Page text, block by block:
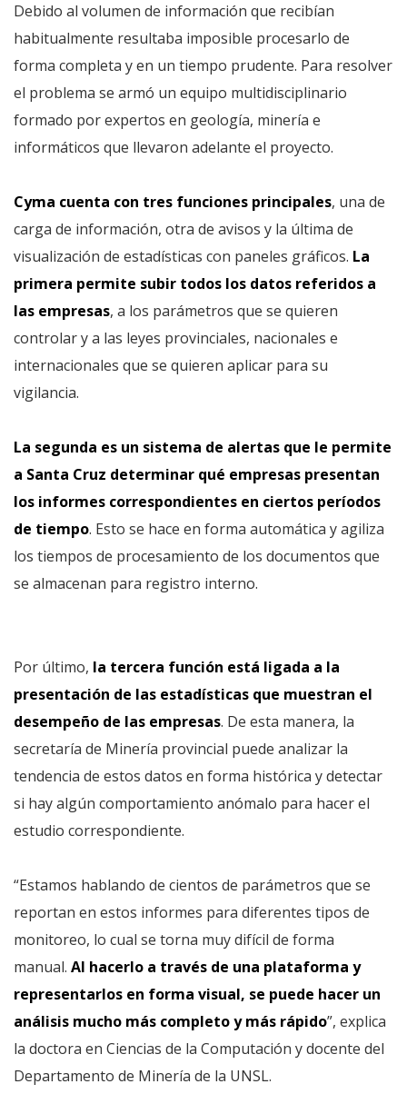
Debido al volumen de información que recibían
habitualmente resultaba imposible procesarlo de
forma completa y en un tiempo prudente. Para resolver
el problema se armó un equipo multidisciplinario
formado por expertos en geología, minería e
informáticos que llevaron adelante el proyecto.
Cyma cuenta con tres funciones principales, una de
carga de información, otra de avisos y la última de
visualización de estadísticas con paneles gráficos. La
primera permite subir todos los datos referidos a
las empresas, a los parámetros que se quieren
controlar y a las leyes provinciales, nacionales e
internacionales que se quieren aplicar para su
vigilancia.
La segunda es un sistema de alertas que le permite
a Santa Cruz determinar qué empresas presentan
los informes correspondientes en ciertos períodos
de tiempo. Esto se hace en forma automática y agiliza
los tiempos de procesamiento de los documentos que
se almacenan para registro interno.
Por último, la tercera función está ligada a la
presentación de las estadísticas que muestran el
desempeño de las empresas. De esta manera, la
secretaría de Minería provincial puede analizar la
tendencia de estos datos en forma histórica y detectar
si hay algún comportamiento anómalo para hacer el
estudio correspondiente.
“Estamos hablando de cientos de parámetros que se
reportan en estos informes para diferentes tipos de
monitoreo, lo cual se torna muy difícil de forma
manual. Al hacerlo a través de una plataforma y
representarlos en forma visual, se puede hacer un
análisis mucho más completo y más rápido”, explica
la doctora en Ciencias de la Computación y docente del
Departamento de Minería de la UNSL.